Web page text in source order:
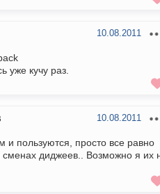
10.08.2011
уже кучу раз.
10.08.2011
и пользуются, просто все равно
диджеев.. Возможно я их